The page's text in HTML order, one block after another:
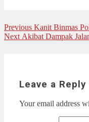
Post
navigation
Previous Previous
post:
Kanit Binmas
Next Next
Akibat Dampak
Leave a Reply
Your email address